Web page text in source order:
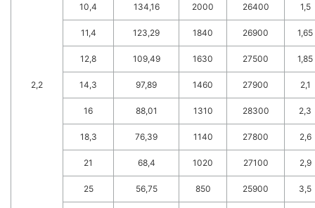
2,2
10,4 134,16 2000 26400 1,5
11,4 123,29 1840 26900 1,65
12,8 109,49 1630 27500 1,85
14,3 97,89 1460 27900 2,1
16 88,01 1310 28300 2,3
18,3 76,39 1140 27800 2,6
21 68,4 1020 27100 2,9
25 56,75 850 25900 3,5